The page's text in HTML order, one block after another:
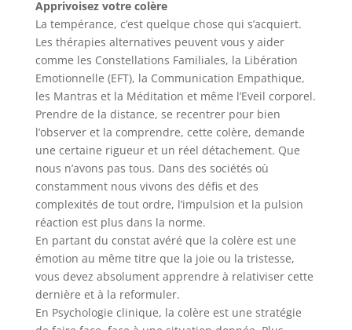
Apprivoisez votre colère
La tempérance, c’est quelque chose qui s’acquiert.
Les thérapies alternatives peuvent vous y aider
comme les Constellations Familiales, la Libération
Emotionnelle (EFT), la Communication Empathique,
les Mantras et la Méditation et même l’Eveil corporel.
Prendre de la distance, se recentrer pour bien
l’observer et la comprendre, cette colère, demande
une certaine rigueur et un réel détachement. Que
nous n’avons pas tous. Dans des sociétés où
constamment nous vivons des défis et des
complexités de tout ordre, l’impulsion et la pulsion
réaction est plus dans la norme.
En partant du constat avéré que la colère est une
émotion au même titre que la joie ou la tristesse,
vous devez absolument apprendre à relativiser cette
dernière et à la reformuler.
En Psychologie clinique, la colère est une stratégie